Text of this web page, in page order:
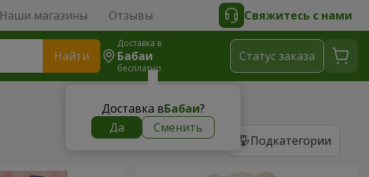
Наши магазины Отзывы Свяжитесь с нами
Найти
Доставка в
Бабаи
бесплатно
Доставка вБабаи?
Да
Сменить
Cтатус заказа
Подкатегории